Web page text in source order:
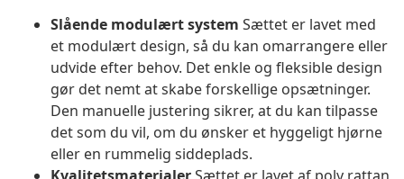
Slående modulært system Sættet er lavet med
et modulært design, så du kan omarrangere eller
udvide efter behov. Det enkle og fleksible design
gør det nemt at skabe forskellige opsætninger.
Den manuelle justering sikrer, at du kan tilpasse
det som du vil, om du ønsker et hyggeligt hjørne
eller en rummelig siddeplads.